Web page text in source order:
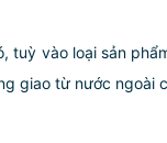
tuỳ vào loại sản
giao từ nước ngoài